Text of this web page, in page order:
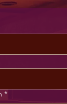
*